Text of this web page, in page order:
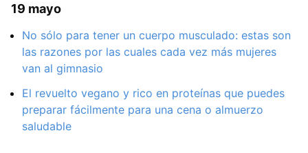
19 mayo
No sólo para tener un cuerpo musculado: estas son
las razones por las cuales cada vez más mujeres
van al gimnasio
El revuelto vegano y rico en proteínas que puedes
preparar fácilmente para una cena o almuerzo
saludable